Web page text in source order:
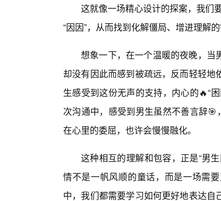
这就像一场精心设计的探案，我们
“因因”，从而找到化解僵局、增进理解
想象一下，在一个温暖的夜晚，当
却没有因此而感到被疏远，反而轻轻
生感受到这份无声的支持，内心的🔥“
次沟通中，感受到男生虽然不善言辞
在心里的委屈，也许会慢慢融化。
这种相互的理解和包容，正是“男
情不是一帆风顺的童话，而是一场需
中，我们都需要学习如何更好地表达